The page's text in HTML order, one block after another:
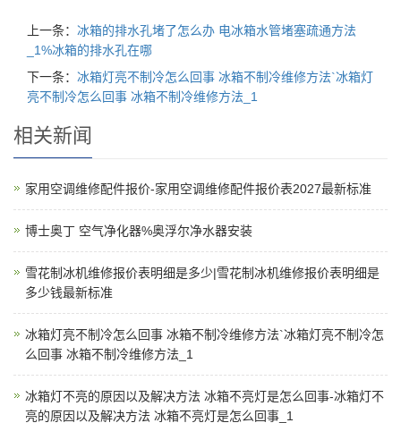
上一条： 冰箱的排水孔堵了怎么办 电冰箱水管堵塞疏通方法
_1%冰箱的排水孔在哪
下一条： 冰箱灯亮不制冷怎么回事 冰箱不制冷维修方法`冰箱灯
亮不制冷怎么回事 冰箱不制冷维修方法_1
相关新闻
家用空调维修配件报价-家用空调维修配件报价表2027最新标准
博士奥丁 空气净化器%奥浮尔净水器安装
雪花制冰机维修报价表明细是多少|雪花制冰机维修报价表明细是
多少钱最新标准
冰箱灯亮不制冷怎么回事 冰箱不制冷维修方法`冰箱灯亮不制冷怎
么回事 冰箱不制冷维修方法_1
冰箱灯不亮的原因以及解决方法 冰箱不亮灯是怎么回事-冰箱灯不
亮的原因以及解决方法 冰箱不亮灯是怎么回事_1